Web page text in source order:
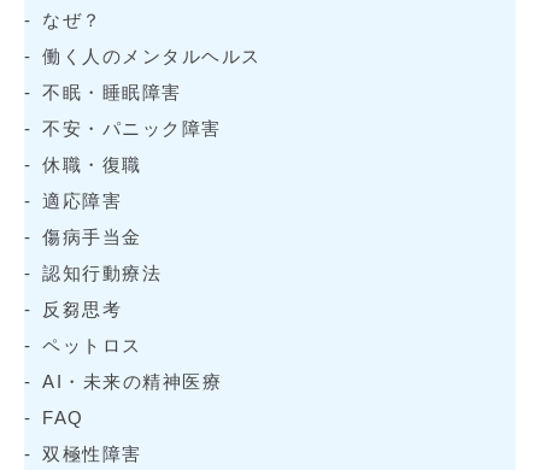
なぜ？
働く人のメンタルヘルス
不眠・睡眠障害
不安・パニック障害
休職・復職
適応障害
傷病手当金
認知行動療法
反芻思考
ペットロス
AI・未来の精神医療
FAQ
双極性障害